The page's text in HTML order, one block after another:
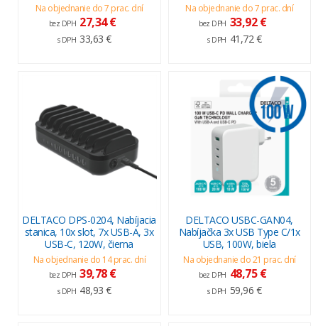
Na objednanie do 7 prac. dní
bez DPH 27,34 €
s DPH 33,63 €
Na objednanie do 7 prac. dní
bez DPH 33,92 €
s DPH 41,72 €
DELTACO DPS-0204, Nabíjacia
stanica, 10x slot, 7x USB-A, 3x
USB-C, 120W, čierna
Na objednanie do 14 prac. dní
bez DPH 39,78 €
s DPH 48,93 €
DELTACO USBC-GAN04,
Nabíjačka 3x USB Type C/1x
USB, 100W, biela
Na objednanie do 21 prac. dní
bez DPH 48,75 €
s DPH 59,96 €